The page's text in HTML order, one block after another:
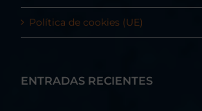
Política de cookies (UE)
ENTRADAS RECIENTES